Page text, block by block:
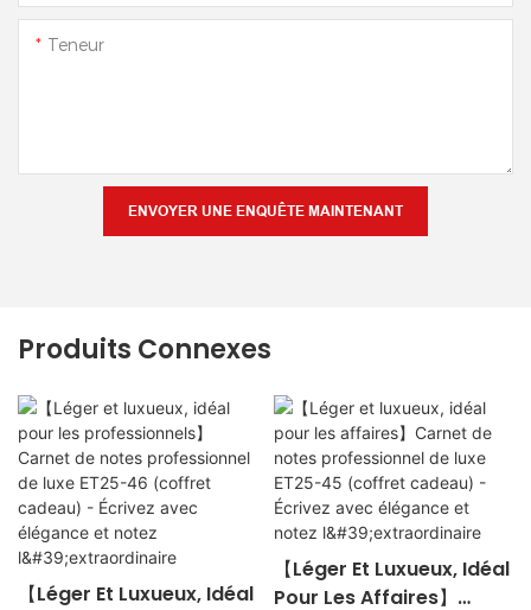
Teneur
ENVOYER UNE ENQUÊTE MAINTENANT
Produits Connexes
【Léger Et Luxueux, Idéal
【Léger Et Luxueux, Idéal
Pour Les Affaires】